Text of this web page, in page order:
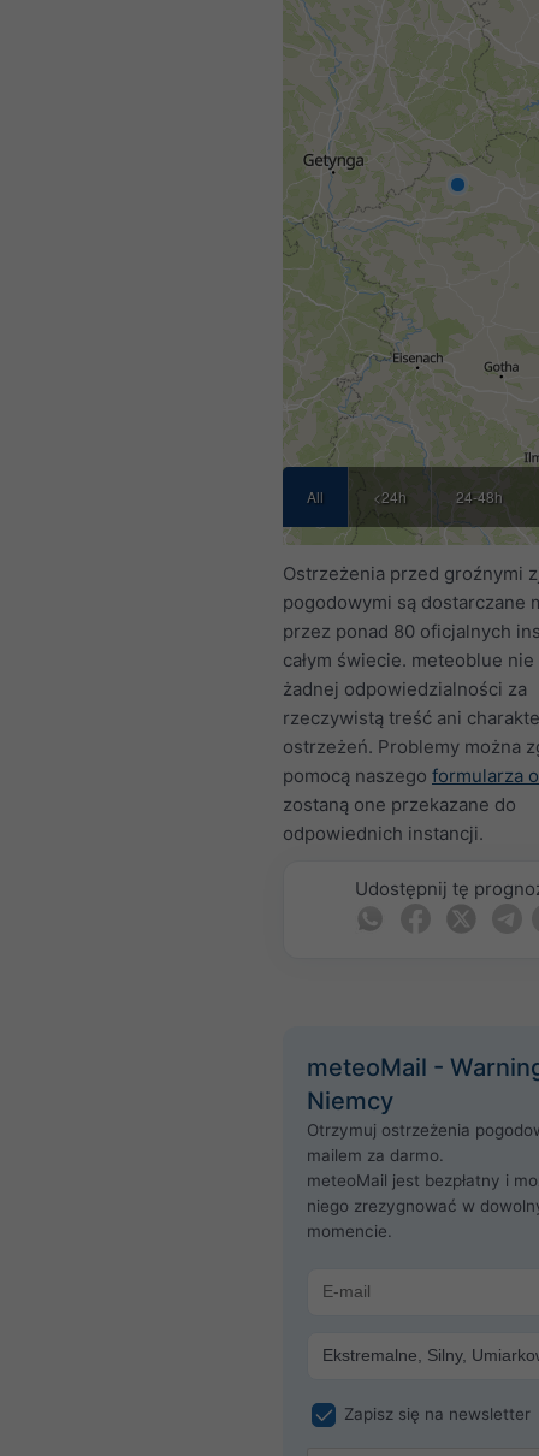
All <24h 24-48h
Ostrzeżenia przed groźnymi
pogodowymi są dostarczane
przez ponad 80 oficjalnych
całym świecie. meteoblue
żadnej odpowiedzialności za
rzeczywistą treść ani
ostrzeżeń. Problemy można
pomocą naszego formularza
zostaną one przekazane do
odpowiednich instancji.
Udostępnij tę
meteoMail -
Niemcy
Otrzymuj ostrzeżenia
mailem za darmo.
meteoMail jest bezpłatny i
niego zrezygnować w
momencie.
Zapisz się na newsletter